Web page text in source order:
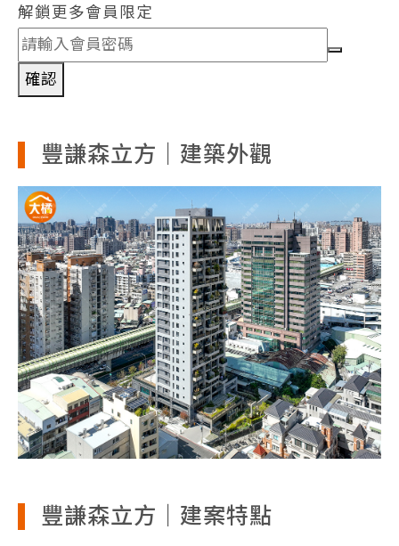
解鎖更多會員限定
確認
豐謙森立方｜建築外觀
豐謙森立方｜建案特點